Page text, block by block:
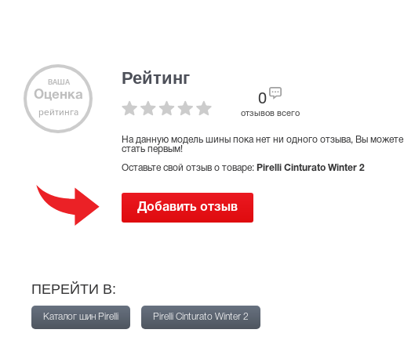
ВАША
Оценка
рейтинга
Рейтинг
0
отзывов всего
На данную модель шины пока нет ни одного отзыва, Вы можете
стать первым!
Оставьте свой отзыв о товаре: Pirelli Cinturato Winter 2
Добавить отзыв
ПЕРЕЙТИ В:
Каталог шин Pirelli Pirelli Cinturato Winter 2